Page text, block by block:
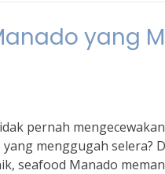
yang
pernah
menggugah selera?
seafood Manado